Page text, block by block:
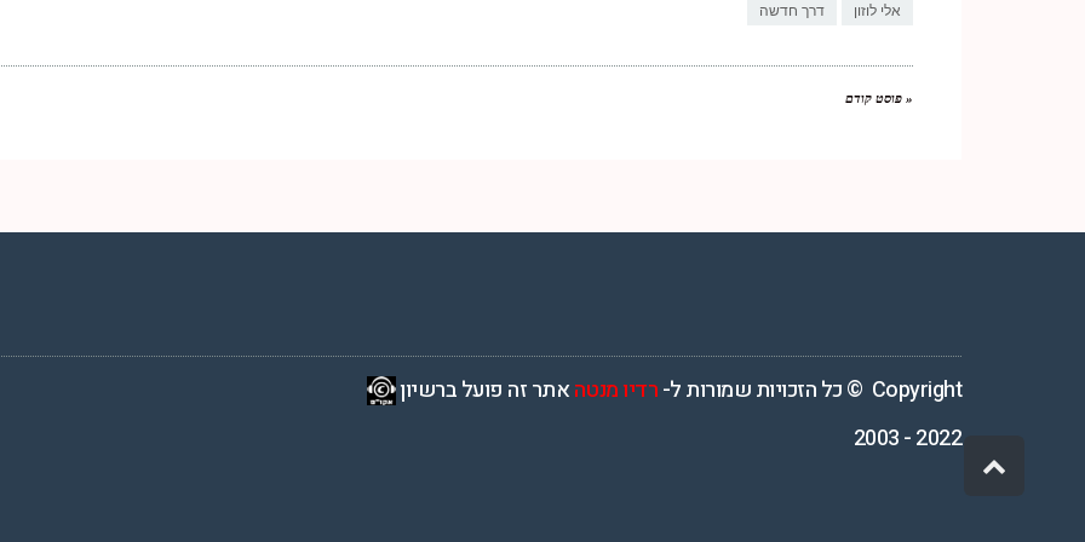
אלי לוזון דרך חדשה
« פוסט קודם
Copyright © כל הזכויות שמורות ל- רדיו מנטהאתר זה פועל ברשיון
2022 - 2003